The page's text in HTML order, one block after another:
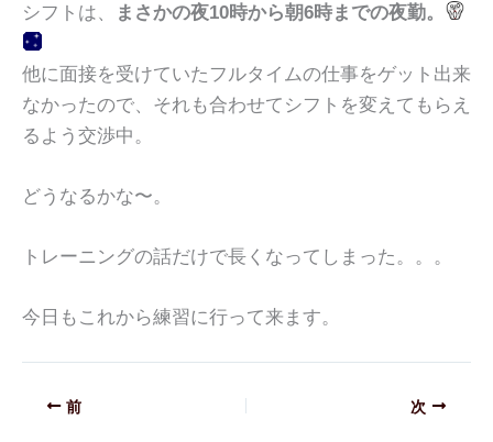
シフトは、
まさかの夜10時から朝6時までの夜勤。
他に面接を受けていたフルタイムの仕事をゲット出来
なかったので、それも合わせてシフトを変えてもらえ
るよう交渉中。
どうなるかな〜。
トレーニングの話だけで長くなってしまった。。。
今日もこれから練習に行って来ます。
前 次